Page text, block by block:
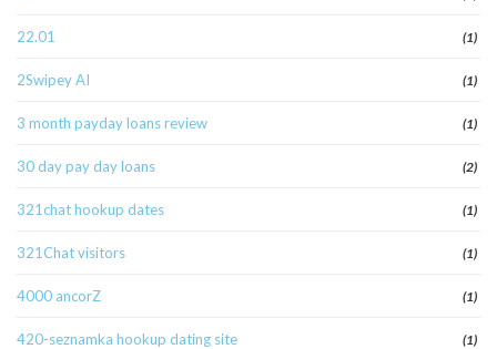
22.01 (1)
2Swipey AI (1)
3 month payday loans review (1)
30 day pay day loans (2)
321chat hookup dates (1)
321Chat visitors (1)
4000 ancorZ (1)
420-seznamka hookup dating site (1)